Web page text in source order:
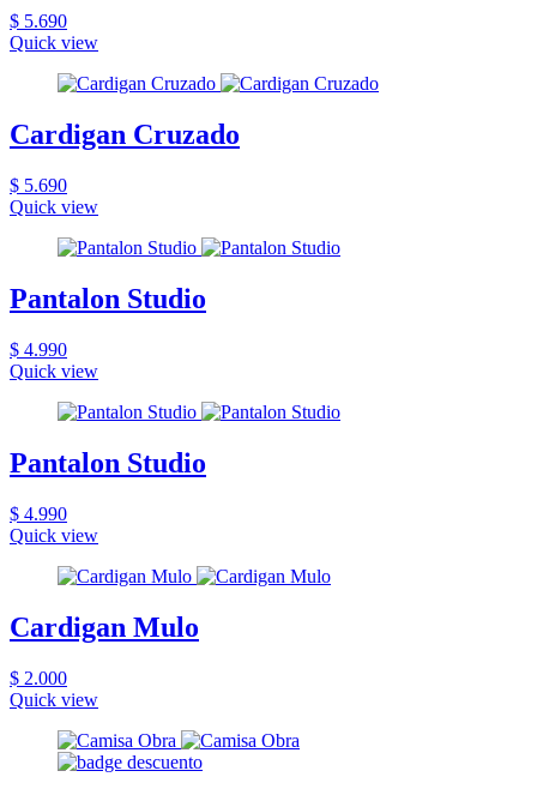
$ 5.690
Quick view
Cardigan Cruzado
$ 5.690
Quick view
Pantalon Studio
$ 4.990
Quick view
Pantalon Studio
$ 4.990
Quick view
Cardigan Mulo
$ 2.000
Quick view